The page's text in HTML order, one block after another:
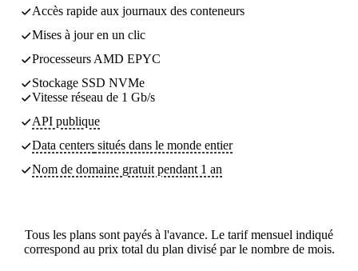
Accès rapide aux journaux des conteneurs
Mises à jour en un clic
Processeurs AMD EPYC
Stockage SSD NVMe
Vitesse réseau de 1 Gb/s
API publique
Data centers situés dans le monde entier
Nom de domaine gratuit pendant 1 an
Tous les plans sont payés à l'avance. Le tarif mensuel indiqué
correspond au prix total du plan divisé par le nombre de mois.